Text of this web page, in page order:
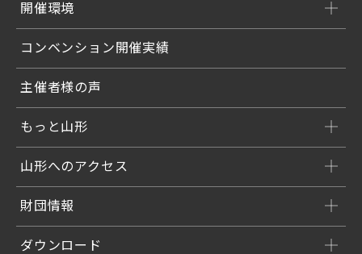
開催環境
コンベンション開催実績
主催者様の声
もっと山形
山形へのアクセス
財団情報
ダウンロード